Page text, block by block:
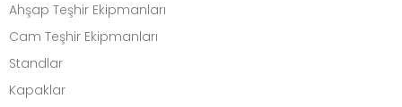
Ahşap Teşhir Ekipmanları
Cam Teşhir Ekipmanları
Standlar
Kapaklar